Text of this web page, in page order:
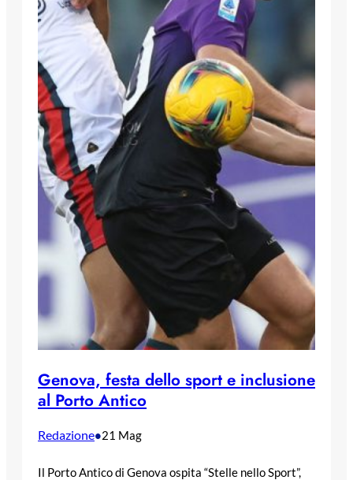
Genova, festa dello sport e inclusione
al Porto Antico
Redazione•21 Mag
Il Porto Antico di Genova ospita “Stelle nello Sport”,